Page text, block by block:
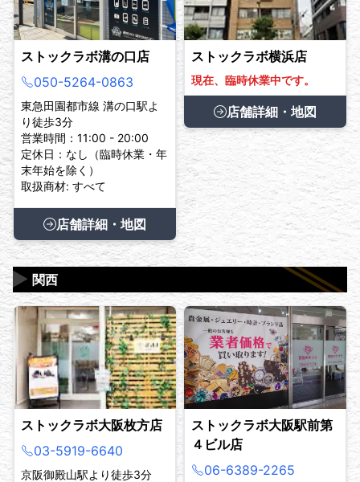
ストックラボ溝の口店
050-5264-0863
東急田園都市線 溝の口駅よ
り徒歩3分
営業時間：11:00 - 20:00
定休日：なし（臨時休業・年
末年始を除く）
取扱商材: すべて
店舗詳細・地図
ストックラボ横浜店
現在、臨時休業中です。
店舗詳細・地図
関西
▶
ストックラボ大阪枚方店
03-5919-6640
京阪御殿山駅より徒歩3分
ストックラボ大阪駅前第
４ビル店
06-6389-2265